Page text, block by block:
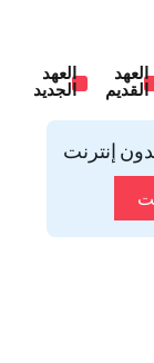
العهد
القديم
العهد
الجديد
إنترنت